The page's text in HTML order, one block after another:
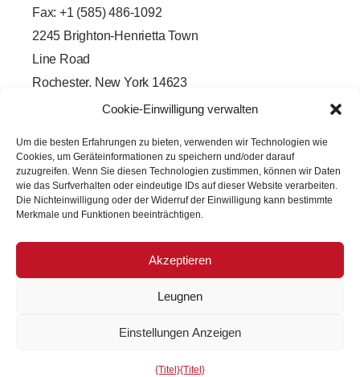
Cookie-Einwilligung verwalten
Um die besten Erfahrungen zu bieten, verwenden wir Technologien wie
Cookies, um Geräteinformationen zu speichern und/oder darauf
zuzugreifen. Wenn Sie diesen Technologien zustimmen, können wir Daten
wie das Surfverhalten oder eindeutige IDs auf dieser Website verarbeiten.
Die Nichteinwilligung oder der Widerruf der Einwilligung kann bestimmte
Merkmale und Funktionen beeinträchtigen.
Akzeptieren
Leugnen
Einstellungen Anzeigen
{Titel}{Titel}
Fax: +1 (585) 486-1092
2245 Brighton-Henrietta Town
Line Road
Rochester, New York 14623
b
o
o
k
-
f
k
e
d
i
n
-
i
n
w
t
e
r
o
t
u
b
e
Rechte vorbehalten.